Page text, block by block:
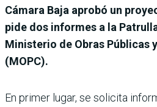
Cámara Baja aprobó un
pide dos informes a la
Ministerio de Obras Públicas
(MOPC).
En primer lugar, se solicita